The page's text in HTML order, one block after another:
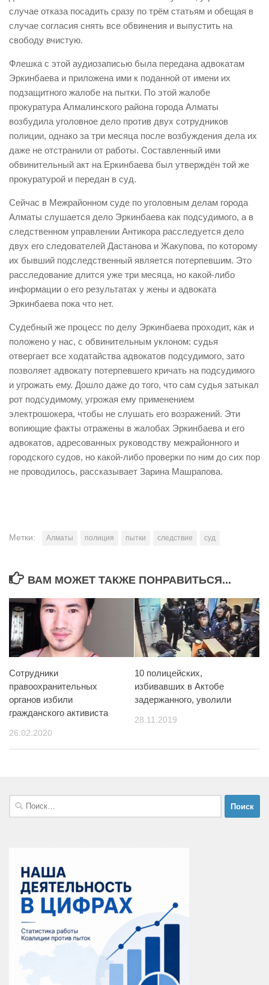
случае отказа посадить сразу по трём статьям и обещая в
случае согласия снять все обвинения и выпустить на
свободу вчистую.
Флешка с этой аудиозаписью была передана адвокатам
Эркинбаева и приложена ими к поданной от имени их
подзащитного жалобе на пытки. По этой жалобе
прокуратура Алмалинского района города Алматы
возбудила уголовное дело против двух сотрудников
полиции, однако за три месяца после возбуждения дела их
даже не отстранили от работы. Составленный ими
обвинительный акт на Еркинбаева был утверждён той же
прокуратурой и передан в суд.
Сейчас в Межрайонном суде по уголовным делам города
Алматы слушается дело Эркинбаева как подсудимого, а в
следственном управлении Антикора расследуется дело
двух его следователей Дастанова и Жакупова, по которому
их бывший подследственный является потерпевшим. Это
расследование длится уже три месяца, но какой-либо
информации о его результатах у жены и адвоката
Эркинбаева пока что нет.
Судебный же процесс по делу Эркинбаева проходит, как и
положено у нас, с обвинительным уклоном: судья
отвергает все ходатайства адвокатов подсудимого, зато
позволяет адвокату потерпевшего кричать на подсудимого
и угрожать ему. Дошло даже до того, что сам судья затыкал
рот подсудимому, угрожая ему применением
электрошокера, чтобы не слушать его возражений. Эти
вопиющие факты отражены в жалобах Эркинбаева и его
адвокатов, адресованных руководству межрайонного и
городского судов, но какой-либо проверки по ним до сих пор
не проводилось, рассказывает Зарина Машрапова.
Метки: Алматы полиция пытки следствие суд
ВАМ МОЖЕТ ТАКЖЕ ПОНРАВИТЬСЯ...
Сотрудники
правоохранительных
органов избили
гражданского активиста
26.02.2020
10 полицейских,
избивавших в Актобе
задержанного, уволили
28.11.2019
Найти: